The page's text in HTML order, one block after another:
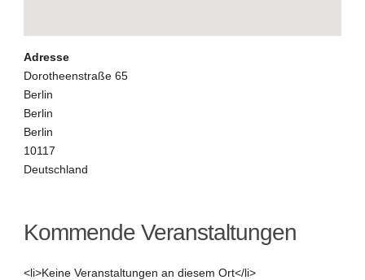
Adresse
Dorotheenstraße 65
Berlin
Berlin
Berlin
10117
Deutschland
Kommende Veranstaltungen
<li>Keine Veranstaltungen an diesem Ort</li>